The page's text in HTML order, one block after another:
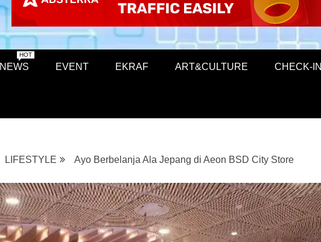
NEWS
HOT
EVENT EKRAF ART&CULTURE CHECK-IN
LIFESTYLE Ayo Berbelanja Ala Jepang di Aeon BSD City Store